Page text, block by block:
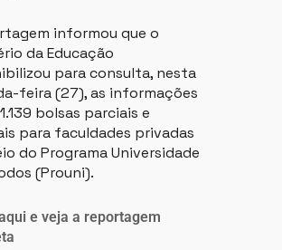
informou que o
da Educação
para consulta, nesta
feira (27), as informações
bolsas parciais e
para faculdades privadas
do Programa Universidade
(Prouni).
e veja a reportagem